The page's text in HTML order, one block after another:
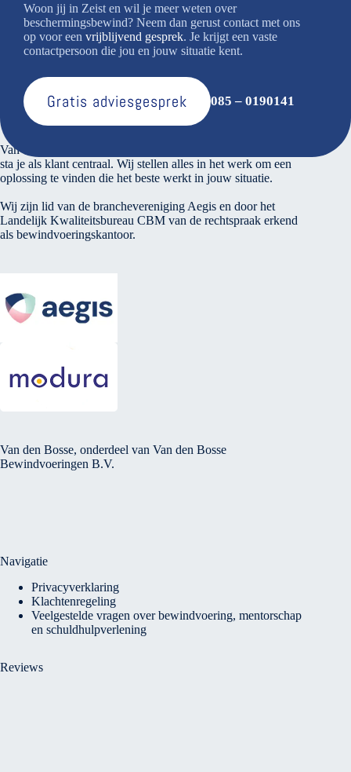
Woon jij in Zeist en wil je meer weten over
beschermingsbewind? Neem dan gerust contact met ons
op voor een vrijblijvend gesprek. Je krijgt een vaste
contactpersoon die jou en jouw situatie kent.
Gratis adviesgesprek 085 – 0190141
Over ons
Van den Bosse voert verantwoord financieel beheer. Bij ons
sta je als klant centraal. Wij stellen alles in het werk om een
oplossing te vinden die het beste werkt in jouw situatie.
Wij zijn lid van de branchevereniging Aegis en door het
Landelijk Kwaliteitsbureau CBM van de rechtspraak erkend
als bewindvoeringskantoor.
Van den Bosse, onderdeel van Van den Bosse
Bewindvoeringen B.V.
Navigatie
Privacyverklaring
Klachtenregeling
Veelgestelde vragen over bewindvoering, mentorschap
en schuldhulpverlening
Reviews